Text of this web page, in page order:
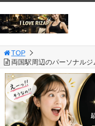
TOP
両国駅周辺のパーソナル